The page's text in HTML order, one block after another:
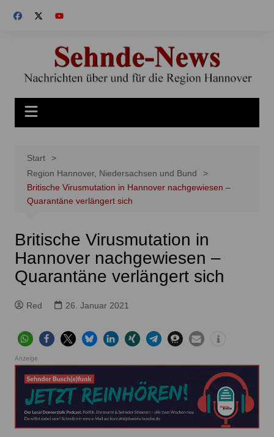
Inhalt
Start
Region Hannover, Niedersachsen und Bund
Britische Virusmutation in Hannover nachgewiesen –
Quarantäne verlängert sich
Britische Virusmutation in
Hannover nachgewiesen –
Quarantäne verlängert sich
Red 26. Januar 2021
Anzeige